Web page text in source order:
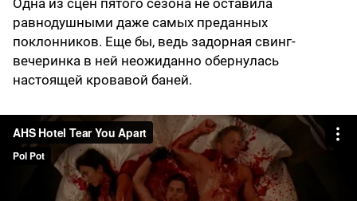
Одна из сцен пятого сезона не оставила
равнодушными даже самых преданных
поклонников. Еще бы, ведь задорная свинг-
вечеринка в ней неожиданно обернулась
настоящей кровавой баней.